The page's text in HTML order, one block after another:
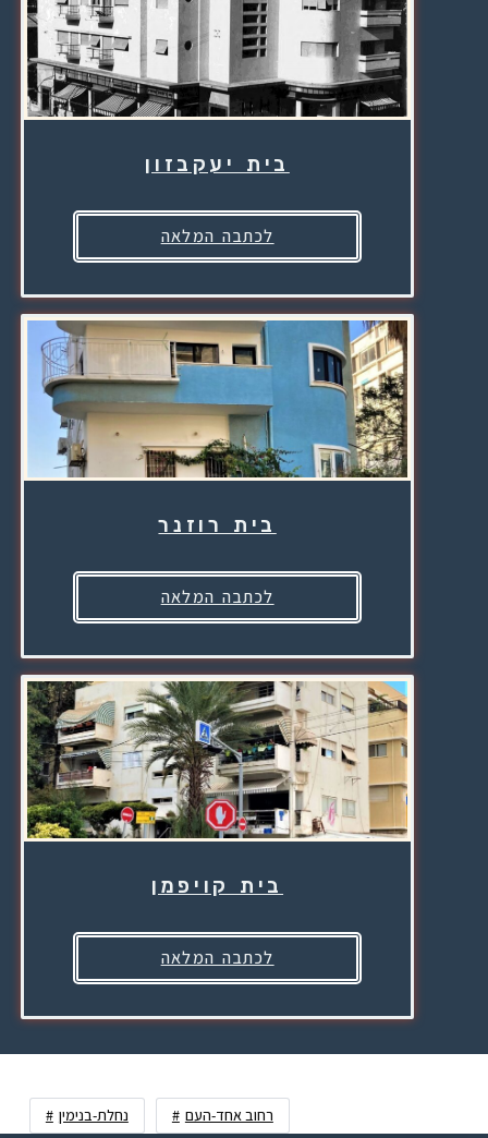
בית יעקבזון
לכתבה המלאה
בית רוזנר
לכתבה המלאה
בית קויפמן
לכתבה המלאה
נחלת-בנימין רחוב אחד-העם